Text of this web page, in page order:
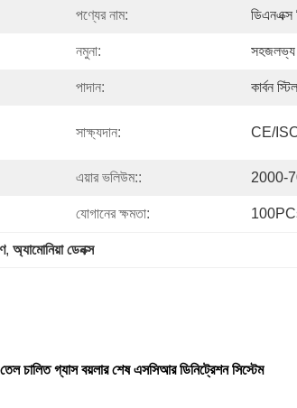
পণ্যের নাম: ডিএনএক্স
নমুনা: সহজলভ্য
পাদান: কার্বন
সাক্ষ্যদান: CE/
এয়ার ভলিউম:: 2000-
যোগানের ক্ষমতা:
, অ্যামোনিয়া ডেনক্স
চালিত গ্যাস বয়লার শেষ এসসিআর ডিনিট্রেশন সিস্টেম